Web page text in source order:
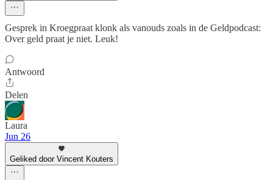
Gesprek in Kroegpraat klonk als vanouds zoals in de Geldpodcast:
Over geld praat je niet. Leuk!
Antwoord
Delen
Laura
Jun 26
Geliked door Vincent Kouters